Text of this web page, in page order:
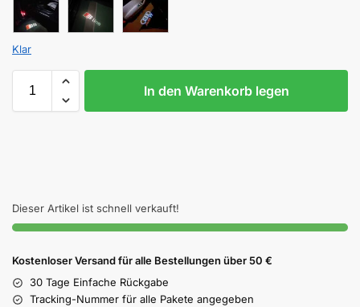
Klar
In den Warenkorb legen
Dieser Artikel ist schnell verkauft!
Kostenloser Versand für alle Bestellungen über 50 €
30 Tage Einfache Rückgabe
Tracking-Nummer für alle Pakete angegeben